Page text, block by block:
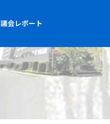
議会レポート